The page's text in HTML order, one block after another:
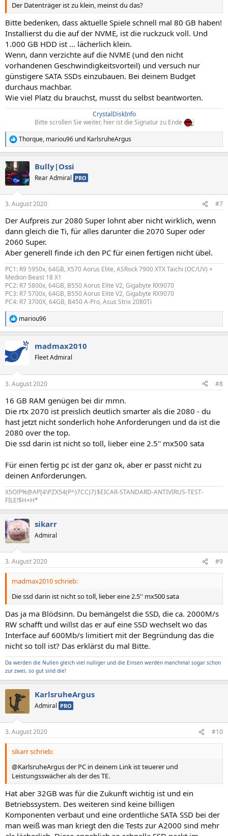
Der Datenträger ist zu klein, meinst du das?
Bitte bedenken, dass aktuelle Spiele schnell mal 80 GB haben!
Installierst du die auf der NVME, ist die ruckzuck voll. Und
1.000 GB HDD ist ... lächerlich klein.
Wenn, dann verzichte auf die NVME (und den nicht
vorhandenen Geschwindigkeitsvorteil) und versuch nur
günstigere SATA SSDs einzubauen. Bei deinem Budget
durchaus machbar.
Wie viel Platz du brauchst, musst du selbst beantworten.
CrystalDiskInfo
Bitte scrollen Sie weiter, hier ist die Signatur zu Ende
R
e
k
t
i
e
:
Thorque, mariou96 und KarlsruheArgus
Bully|Ossi
Rear Admiral PRO
3. August 2020 #7
Der Aufpreis zur 2080 Super lohnt aber nicht wirklich, wenn
dann gleich die Ti, für alles darunter die 2070 Super oder
2060 Super.
Aber generell finde ich den PC für einen fertigen nicht übel.
PC1: R9 5950x, 64GB, X570 Aorus Elite, ASRock 7900 XTX Taichi (OC/UV) +
Medion Beast 18 X1
PC2: R7 5800x, 64GB, B550 Aorus Elite V2, Gigabyte RX9070
PC3: R7 5700x, 64GB, B550 Aorus Elite V2, Gigabyte RX9070
PC4: R7 3700X, 64GB, B450 A-Pro, Asus Strix 2080Ti
R
e
t
i
e
:
mariou96
madmax2010
Fleet Admiral
3. August 2020 #8
16 GB RAM genügen bei dir mmn.
Die rtx 2070 ist preislich deutlich smarter als die 2080 - du
hast jetzt nicht sonderlich hohe Anforderungen und da ist die
2080 over the top.
Die ssd darin ist nicht so toll, lieber eine 2.5'' mx500 sata
Für einen fertig pc ist der ganz ok, aber er passt nicht zu
deinen Anforderungen.
X5O!P%@AP[4\PZX54(P^)7CC)7}$EICAR-STANDARD-ANTIVIRUS-TEST-
FILE!$H+H*
sikarr
Admiral
3. August 2020 #9
madmax2010 schrieb:
Die ssd darin ist nicht so toll, lieber eine 2.5'' mx500 sata
Das ja ma Blödsinn. Du bemängelst die SSD, die ca. 2000M/s
RW schafft und willst das er auf eine SSD wechselt wo das
Interface auf 600Mb/s limitiert mit der Begründung das die
nicht so toll ist? Das erklärst du mal Bitte.
Da werden die Nullen gleich viel nulliger und die Einsen werden manchmal sogar schon
zur zwei, so gut sind die!
KarlsruheArgus
Admiral PRO
3. August 2020 #10
sikarr schrieb:
@KarlsruheArgus der PC in deinem Link ist teuerer und
Leistungsswächer als der des TE.
Hat aber 32GB was für die Zukunft wichtig ist und ein
Betriebssystem. Des weiteren sind keine billigen
Komponenten verbaut und eine ordentliche SATA SSD bei der
man weiß was man kriegt den die Tests zur A2000 sind mehr